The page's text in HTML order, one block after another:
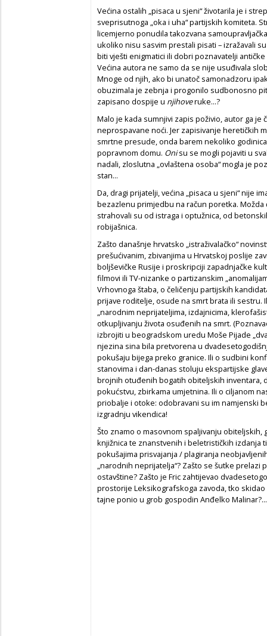
Većina ostalih „pisaca u sjeni“ životarila je i
sveprisutnoga „oka i uha“ partijskih komiteta.
licemjerno ponudila takozvana
ukoliko nisu sasvim prestali pisati – izražavali
biti vješti enigmatici ili dobri poznavatelji
Većina autora ne samo da se nije usuđivala
Mnoge od njih, ako bi unatoč samonadzoru
obuzimala je zebnja i progonilo sudbonosno
zapisano dospije u njihoveruke...?
Malo je kada sumnjivi zapis poživio, autor ga
neprospavane noći. Jer zapisivanje heretičkih
smrtne presude, onda barem nekoliko
popravnom domu. Onisu se mogli pojaviti u
nadali, zloslutna „ovlaštena osoba“ mogla je
stan...
Da, dragi prijatelji, većina „pisaca u sjeni“ nije
bezazlenu primjedbu na račun poretka. Možda
strahovali su od istraga i optužnica, od
robijašnica.
Zašto današnje hrvatsko „istraživalačko“
prešućivanim, zbivanjima u Hrvatskoj poslije
boljševičke Rusije i proskripciji zapadnjačke
filmovi ili TV-nizanke o partizanskim
Vrhovnoga štaba, o čeličenju partijskih
prijave roditelje, osude na smrt brata ili sestru.
„narodnim neprijateljima, izdajnicima,
otkupljivanju života osuđenih na smrt.
izbrojiti u beogradskom uredu Moše Pijade
njezina sina bila pretvorena u
pokušaju bijega preko granice. Ili o sudbini
stanovima i dan-danas stoluju ekspartijske
brojnih otuđenih bogatih obiteljskih inventara,
pokućstvu, zbirkama umjetnina. Ili o ciljanom
priobalje i otoke: odobravani su im namjenski
izgradnju vikendica!
Što znamo o masovnom spaljivanju
knjižnica te znanstvenih i beletrističkih izdanja
pokušajima prisvajanja / plagiranja
„narodnih neprijatelja“? Zašto se šutke
ostavštine? Zašto je Fric zahtijevao
prostorije Leksikografskoga zavoda, tko
tajne ponio u grob gospodin Anđelko Malinar?...